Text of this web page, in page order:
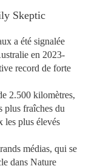
Skeptic
a été signalée
en 2023-
record de forte
2.500 kilomètres,
plus fraîches du
les plus élevés
médias, qui se
dans Nature